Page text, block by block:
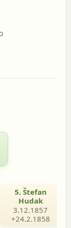
5. Štefan
Hudak
3.12.1857
+24.2.1858